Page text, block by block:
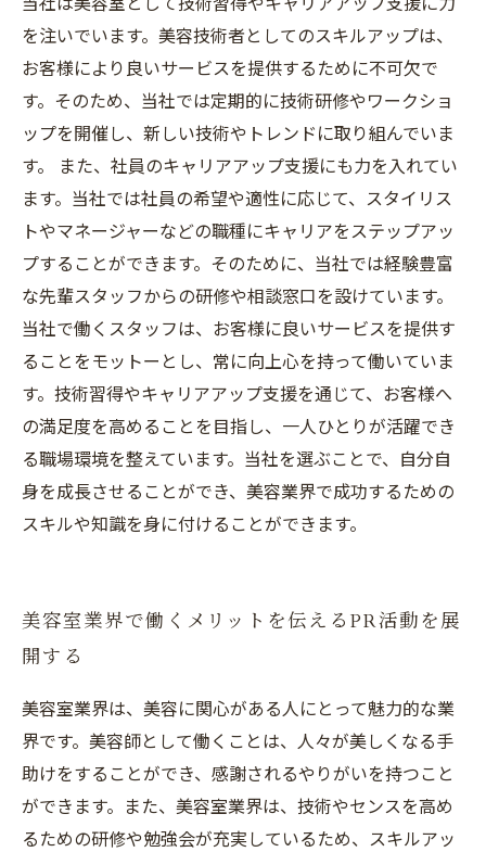
を注いでいます。美容技術者としてのスキルアップは、
お客様により良いサービスを提供するために不可欠で
す。そのため、当社では定期的に技術研修やワークショ
ップを開催し、新しい技術やトレンドに取り組んでいま
す。 また、社員のキャリアアップ支援にも力を入れてい
ます。当社では社員の希望や適性に応じて、スタイリス
トやマネージャーなどの職種にキャリアをステップアッ
プすることができます。そのために、当社では経験豊富
な先輩スタッフからの研修や相談窓口を設けています。
当社で働くスタッフは、お客様に良いサービスを提供す
ることをモットーとし、常に向上心を持って働いていま
す。技術習得やキャリアアップ支援を通じて、お客様へ
の満足度を高めることを目指し、一人ひとりが活躍でき
る職場環境を整えています。当社を選ぶことで、自分自
身を成長させることができ、美容業界で成功するための
スキルや知識を身に付けることができます。
美容室業界で働くメリットを伝えるPR活動を展
開する
美容室業界は、美容に関心がある人にとって魅力的な業
界です。美容師として働くことは、人々が美しくなる手
助けをすることができ、感謝されるやりがいを持つこと
ができます。また、美容室業界は、技術やセンスを高め
るための研修や勉強会が充実しているため、スキルアッ